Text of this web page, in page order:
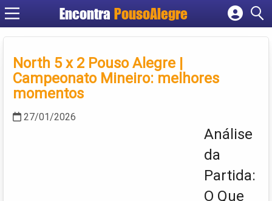
Encontra PousoAlegre
Cadastrar empresa
Criar conta
North 5 x 2 Pouso Alegre |
Campeonato Mineiro: melhores
momentos
27/01/2026
Análise
da
Partida:
O Que